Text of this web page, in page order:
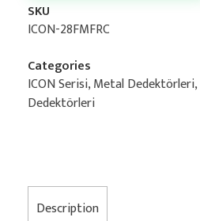
SKU
ICON-28FMFRC
Categories
ICON Serisi,Metal Dedektörleri,
Dedektörleri
Description